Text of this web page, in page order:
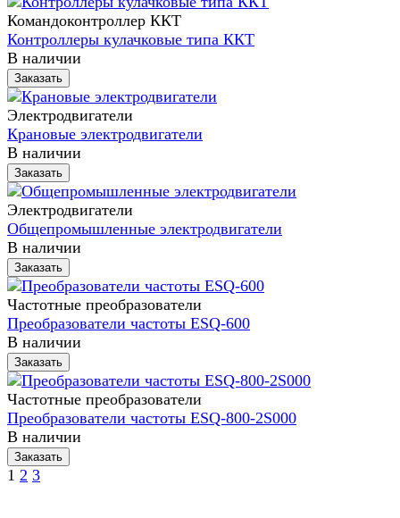
Командоконтроллер ККТ
Контроллеры кулачковые типа ККТ
В наличии
Заказать
Электродвигатели
Крановые электродвигатели
В наличии
Заказать
Электродвигатели
Общепромышленные электродвигатели
В наличии
Заказать
Частотные преобразователи
Преобразователи частоты ESQ-600
В наличии
Заказать
Частотные преобразователи
Преобразователи частоты ESQ-800-2S000
В наличии
Заказать
1 2 3